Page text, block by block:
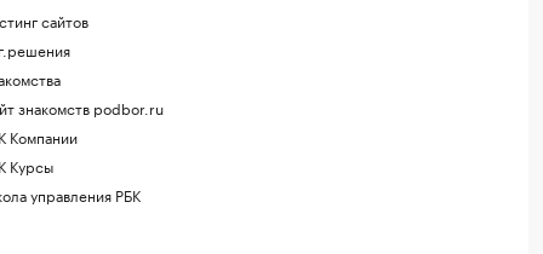
сайтов
знакомств podbor.ru
Компании
Курсы
управления РБК